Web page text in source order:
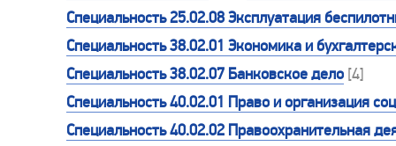
Специальность 25.02.08 Эксплуатация
Специальность 38.02.01 Экономика и
Специальность 38.02.07 Банковское дело [4]
Специальность 40.02.01 Право и организация
Специальность 40.02.02 Правоохранительная